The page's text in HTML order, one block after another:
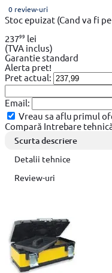
0 review-uri
Stoc epuizat (Cand va fi
23799 lei
(TVA inclus)
Garantie standard
Alerta pret!
Pret actual:
Email:
Vreau sa aflu primul
Compară Intrebare
Scurta descriere
Detalii tehnice
Review-uri